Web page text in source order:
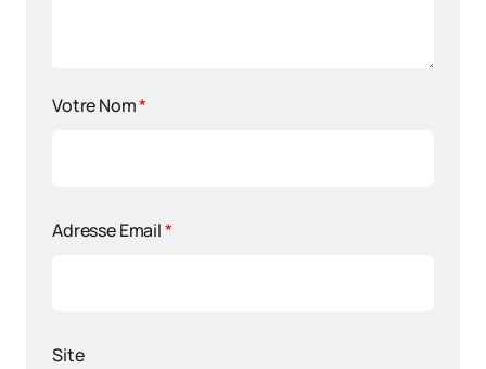
Votre Nom*
Adresse Email*
Site